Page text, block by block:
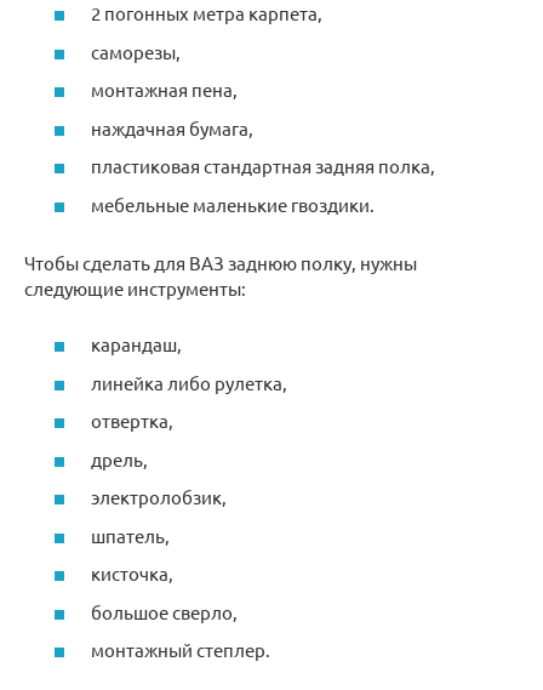
2 погонных метра карпета,
саморезы,
монтажная пена,
наждачная бумага,
пластиковая стандартная задняя полка,
мебельные маленькие гвоздики.
Чтобы сделать для ВАЗ заднюю полку, нужны
следующие инструменты:
карандаш,
линейка либо рулетка,
отвертка,
дрель,
электролобзик,
шпатель,
кисточка,
большое сверло,
монтажный степлер.